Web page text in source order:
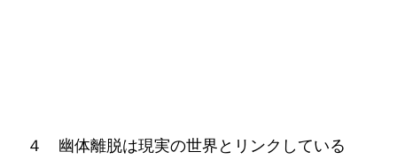
４ 幽体離脱は現実の世界とリンクしている